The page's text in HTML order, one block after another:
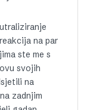
na par
ste me s
svojih
na
zadnjim